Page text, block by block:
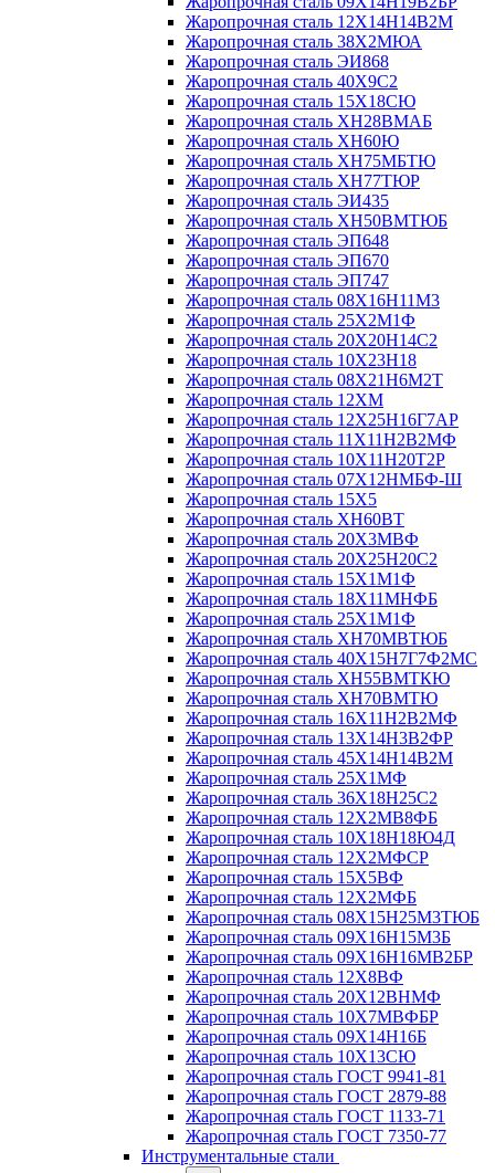
Жаропрочная сталь 12Х14Н14В2М
Жаропрочная сталь 38Х2МЮА
Жаропрочная сталь ЭИ868
Жаропрочная сталь 40Х9С2
Жаропрочная сталь 15Х18СЮ
Жаропрочная сталь ХН28ВМАБ
Жаропрочная сталь ХН60Ю
Жаропрочная сталь ХН75МБТЮ
Жаропрочная сталь ХН77ТЮР
Жаропрочная сталь ЭИ435
Жаропрочная сталь ХН50ВМТЮБ
Жаропрочная сталь ЭП648
Жаропрочная сталь ЭП670
Жаропрочная сталь ЭП747
Жаропрочная сталь 08Х16Н11М3
Жаропрочная сталь 25Х2М1Ф
Жаропрочная сталь 20Х20Н14С2
Жаропрочная сталь 10Х23Н18
Жаропрочная сталь 08Х21Н6М2Т
Жаропрочная сталь 12ХМ
Жаропрочная сталь 12Х25Н16Г7АР
Жаропрочная сталь 11Х11Н2В2МФ
Жаропрочная сталь 10Х11Н20Т2Р
Жаропрочная сталь 07Х12НМБФ-Ш
Жаропрочная сталь 15Х5
Жаропрочная сталь ХН60ВТ
Жаропрочная сталь 20Х3МВФ
Жаропрочная сталь 20Х25Н20С2
Жаропрочная сталь 15Х1М1Ф
Жаропрочная сталь 18Х11МНФБ
Жаропрочная сталь 25Х1М1Ф
Жаропрочная сталь ХН70МВТЮБ
Жаропрочная сталь 40Х15Н7Г7Ф2МС
Жаропрочная сталь ХН55ВМТКЮ
Жаропрочная сталь ХН70ВМТЮ
Жаропрочная сталь 16Х11Н2В2МФ
Жаропрочная сталь 13Х14Н3В2ФР
Жаропрочная сталь 45Х14Н14В2М
Жаропрочная сталь 25Х1МФ
Жаропрочная сталь 36Х18Н25С2
Жаропрочная сталь 12Х2МВ8ФБ
Жаропрочная сталь 10Х18Н18Ю4Д
Жаропрочная сталь 12Х2МФСР
Жаропрочная сталь 15Х5ВФ
Жаропрочная сталь 12Х2МФБ
Жаропрочная сталь 08Х15Н25М3ТЮБ
Жаропрочная сталь 09Х16Н15М3Б
Жаропрочная сталь 09Х16Н16МВ2БР
Жаропрочная сталь 12Х8ВФ
Жаропрочная сталь 20Х12ВНМФ
Жаропрочная сталь 10Х7МВФБР
Жаропрочная сталь 09Х14Н16Б
Жаропрочная сталь 10Х13СЮ
Жаропрочная сталь ГОСТ 9941-81
Жаропрочная сталь ГОСТ 2879-88
Жаропрочная сталь ГОСТ 1133-71
Жаропрочная сталь ГОСТ 7350-77
Инструментальные стали